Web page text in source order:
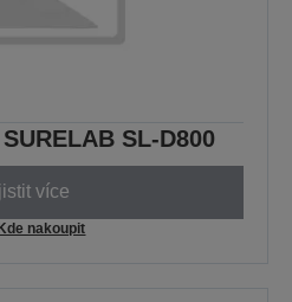
SL-D800
více
nakoupit